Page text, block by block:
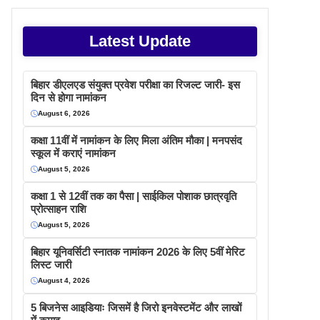
Latest Update
बिहार डीएलएड संयुक्त प्रवेश परीक्षा का रिजल्ट जारी- इस
दिन से होगा नामांकन
August 6, 2026
कक्षा 11वीं में नामांकन के लिए मिला अंतिम मौका | मनपसंद
स्कूल में कराएं नामांकन
August 5, 2026
कक्षा 1 से 12वीं तक का पैसा | साईकिल पोशाक छात्रवृति
प्रोत्साहन राशि
August 5, 2026
बिहार यूनिवर्सिटी स्नातक नामांकन 2026 के लिए 5वीं मेरिट
लिस्ट जारी
August 4, 2026
5 बिजनेस आइडियाः जिसमें है जिरो इनवेस्टमेंट और लाखों